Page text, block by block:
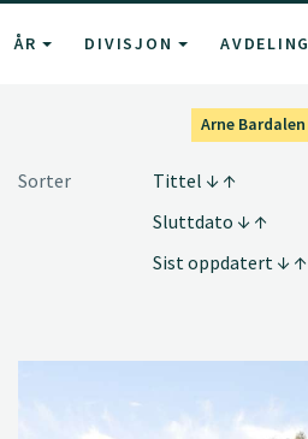
ÅR DIVISJON AVDELING
Arne Bardalen
Sorter
Tittel
Sluttdato
Sist oppdatert